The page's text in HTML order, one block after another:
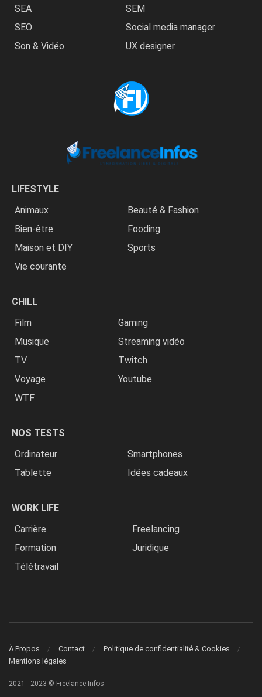
SEA
SEM
SEO
Social media manager
Son & Vidéo
UX designer
LIFESTYLE
Animaux
Beauté & Fashion
Bien-être
Fooding
Maison et DIY
Sports
Vie courante
CHILL
Film
Gaming
Musique
Streaming vidéo
TV
Twitch
Voyage
Youtube
WTF
NOS TESTS
Ordinateur
Smartphones
Tablette
Idées cadeaux
WORK LIFE
Carrière
Freelancing
Formation
Juridique
Télétravail
À Propos Contact
Politique de confidentialité & Cookies
Mentions légales
2021 - 2023 © Freelance Infos